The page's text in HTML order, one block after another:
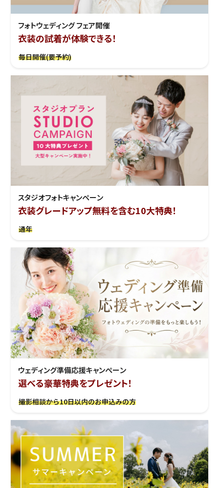
フォトウェディング フェア開催
衣装の試着が体験できる！
毎日開催(要予約)
スタジオフォトキャンペーン
衣装グレードアップ無料を含む10大特典！
通年
ウェディング準備応援キャンぺーン
選べる豪華特典をプレゼント！
撮影相談から10日以内のお申込みの方